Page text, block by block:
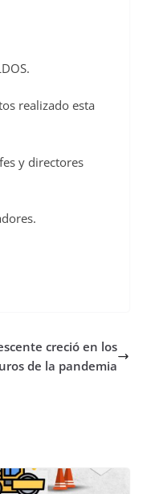
realizado esta
y directores
creció en los
de la pandemia